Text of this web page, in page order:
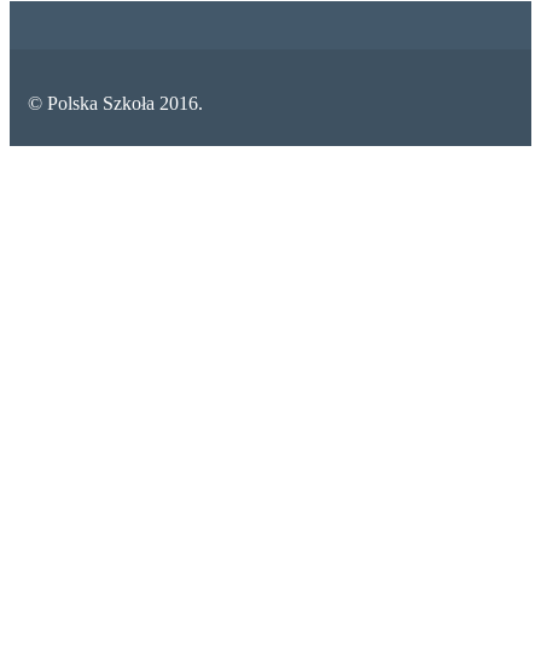
© Polska Szkoła 2016.